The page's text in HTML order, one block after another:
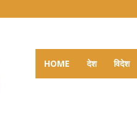
HOME देश विदेश